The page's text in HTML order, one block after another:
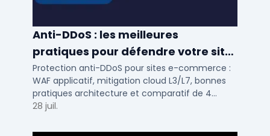
Anti-DDoS : les meilleures
pratiques pour défendre votre site
e-commerce en 2025
Protection anti-DDoS pour sites e-commerce :
WAF applicatif, mitigation cloud L3/L7, bonnes
pratiques architecture et comparatif de 4
solutions testees par des DSI en 2025.
28 juil.